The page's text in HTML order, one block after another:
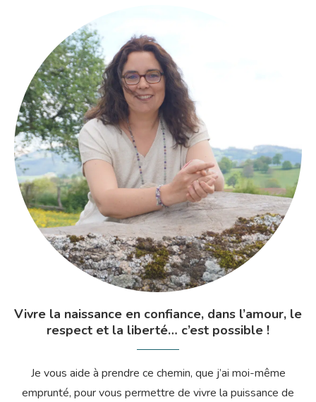
Vivre la naissance en confiance, dans l’amour, le
respect et la liberté… c’est possible !
Je vous aide à prendre ce chemin, que j’ai moi-même
emprunté, pour vous permettre de vivre la puissance de